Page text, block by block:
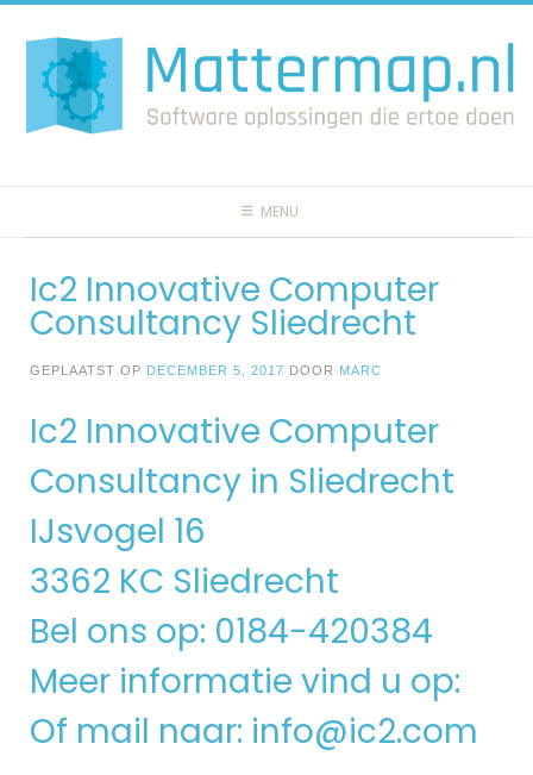
naar
inhoud
MENU
Ic2 Innovative Computer
Consultancy Sliedrecht
GEPLAATST OP DECEMBER 5, 2017 DOOR MARC
Ic2 Innovative Computer
Consultancy in Sliedrecht
IJsvogel 16
3362 KC Sliedrecht
Bel ons op: 0184-420384
Meer informatie vind u op:
Of mail naar: info@ic2.com